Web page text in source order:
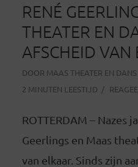
RENÉ
THEATER EN
AFSCHEID VAN
DOOR MAAS THEATER EN DANS
2 MINUTEN LEESTIJD
ROTTERDAM – Nazes
Geerlings en Maas
van elkaar. Sinds zijn